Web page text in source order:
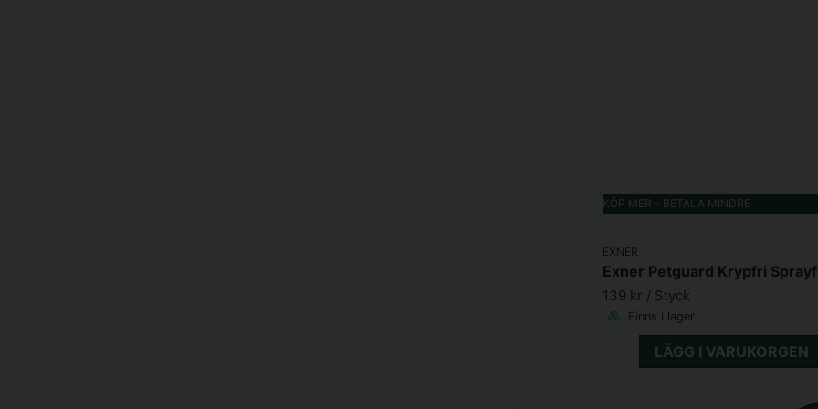
KÖP MER - BETALA MINDRE
EXNER
Exner Petguard Krypfri
139 kr / Styck
Finns i lager
LÄGG I VARUKORGEN